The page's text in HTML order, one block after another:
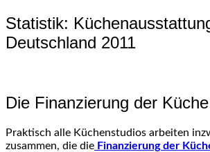
Statistik:
Deutschland 2011
Die Finanzierung der Küche
Praktisch alle Küchenstudios arbeiten
zusammen, die die Finanzierung der